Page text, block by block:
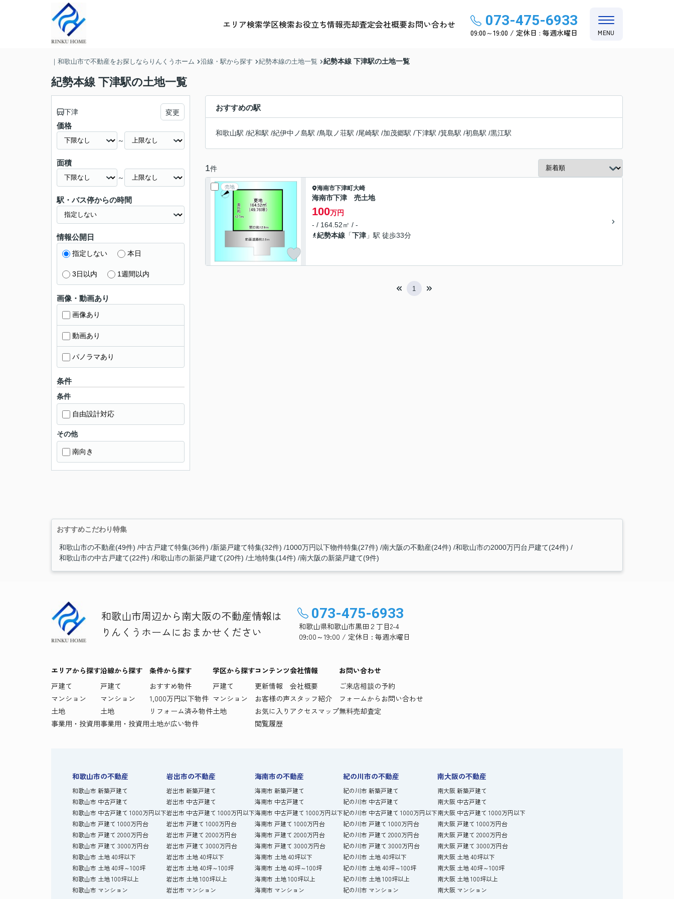
エリア検索学区検索お役立ち情報売却査定会社概要お問い合わせ 073-475-6933
09:00～19:00 / 定休日 : 毎週水曜日 MENU
｜和歌山市で不動産をお探しならりんくうホーム 沿線・駅から探す 紀勢本線の土地一覧 紀勢本線 下津駅の土地一覧
紀勢本線 下津駅の土地一覧
おすすめの駅
和歌山駅 /紀和駅 /紀伊中ノ島駅 /鳥取ノ荘駅 /尾崎駅 /加茂郷駅 /下津駅 /箕島駅 /初島駅 /黒江駅
1件
売地 海南市下津町大崎
海南市下津 売土地
100万円
- / 164.52㎡ / -
紀勢本線 「下津 」駅 徒歩33分
1
下津 変更
価格
～
面積
～
駅・バス停からの時間
情報公開日
指定しない 本日
3日以内 1週間以内
画像・動画あり
画像あり
動画あり
パノラマあり
条件
条件
自由設計対応
その他
南向き
おすすめこだわり特集
和歌山市の不動産(49件) 中古戸建て特集(36件) 新築戸建て特集(32件) 1000万円以下物件特集(27件) 南大阪の不動産(24件) 和歌山市の2000万円台戸建て(24件)
和歌山市の中古戸建て(22件) 和歌山市の新築戸建て(20件) 土地特集(14件) 南大阪の新築戸建て(9件)
和歌山市周辺から南大阪の不動産情報は
りんくうホームにおまかせください
073-475-6933
和歌山県和歌山市黒田２丁目2-4
09:00～19:00 / 定休日 : 毎週水曜日
エリアから探す
戸建て
マンション
土地
事業用・投資用
沿線から探す
戸建て
マンション
土地
事業用・投資用
条件から探す
おすすめ物件
1,000万円以下物件
リフォーム済み物件
土地が広い物件
学区から探す
戸建て
マンション
土地
コンテンツ
更新情報
お客様の声
お気に入り
閲覧履歴
会社情報
会社概要
スタッフ紹介
アクセスマップ
お問い合わせ
ご来店相談の予約
フォームからお問い合わせ
無料売却査定
和歌山市の不動産
和歌山市 新築戸建て
和歌山市 中古戸建て
和歌山市 中古戸建て 1000万円以下
和歌山市 戸建て 1000万円台
和歌山市 戸建て 2000万円台
和歌山市 戸建て 3000万円台
和歌山市 土地 40坪以下
和歌山市 土地 40坪～100坪
和歌山市 土地 100坪以上
和歌山市 マンション
岩出市の不動産
岩出市 新築戸建て
岩出市 中古戸建て
岩出市 中古戸建て 1000万円以下
岩出市 戸建て 1000万円台
岩出市 戸建て 2000万円台
岩出市 戸建て 3000万円台
岩出市 土地 40坪以下
岩出市 土地 40坪～100坪
岩出市 土地 100坪以上
岩出市 マンション
海南市の不動産
海南市 新築戸建て
海南市 中古戸建て
海南市 中古戸建て 1000万円以下
海南市 戸建て 1000万円台
海南市 戸建て 2000万円台
海南市 戸建て 3000万円台
海南市 土地 40坪以下
海南市 土地 40坪～100坪
海南市 土地 100坪以上
海南市 マンション
紀の川市の不動産
紀の川市 新築戸建て
紀の川市 中古戸建て
紀の川市 中古戸建て 1000万円以下
紀の川市 戸建て 1000万円台
紀の川市 戸建て 2000万円台
紀の川市 戸建て 3000万円台
紀の川市 土地 40坪以下
紀の川市 土地 40坪～100坪
紀の川市 土地 100坪以上
紀の川市 マンション
南大阪の不動産
南大阪 新築戸建て
南大阪 中古戸建て
南大阪 中古戸建て 1000万円以下
南大阪 戸建て 1000万円台
南大阪 戸建て 2000万円台
南大阪 戸建て 3000万円台
南大阪 土地 40坪以下
南大阪 土地 40坪～100坪
南大阪 土地 100坪以上
南大阪 マンション